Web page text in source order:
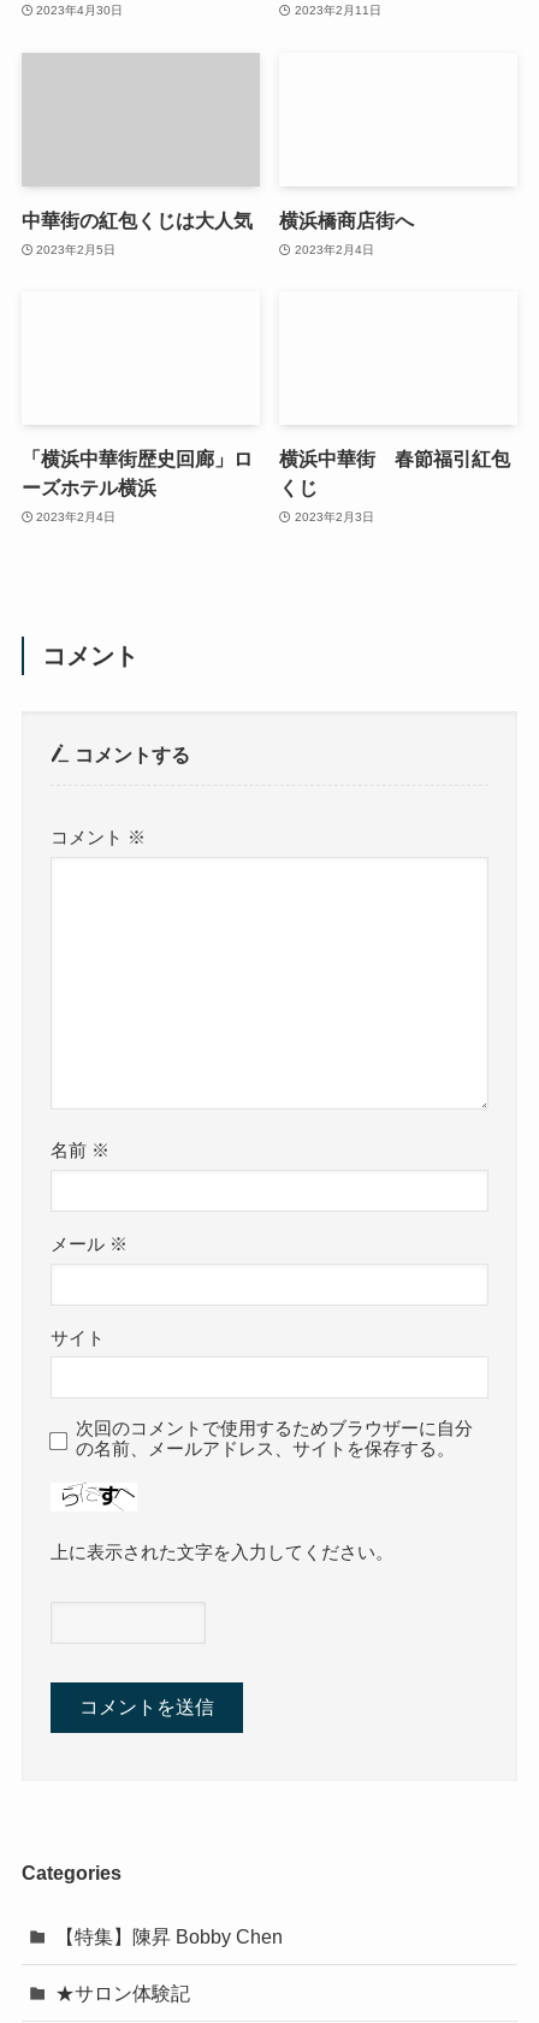
2023年4月30日 2023年2月11日
中華街の紅包くじは大人気
2023年2月5日
横浜橋商店街へ
2023年2月4日
「横浜中華街歴史回廊」ロ
ーズホテル横浜
2023年2月4日
横浜中華街 春節福引紅包
くじ
2023年2月3日
コメント
コメントする
コメント ※
名前 ※
メール ※
サイト
次回のコメントで使用するためブラウザーに自分
の名前、メールアドレス、サイトを保存する。
上に表示された文字を入力してください。
Categories
【特集】陳昇 Bobby Chen
★サロン体験記